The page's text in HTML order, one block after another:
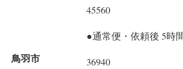
鳥羽市
45560
●通常便・依頼後 5時
36940